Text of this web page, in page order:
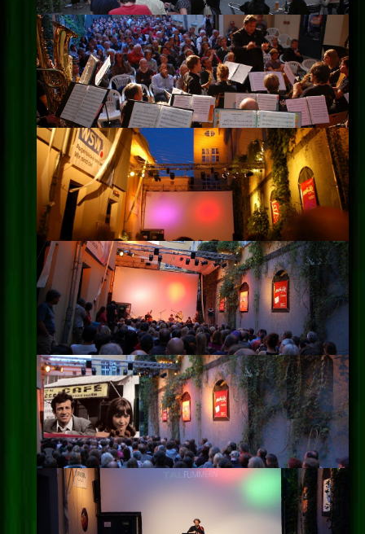
Konzept
Archiv
Kontakt
Impressum
Datenschutz